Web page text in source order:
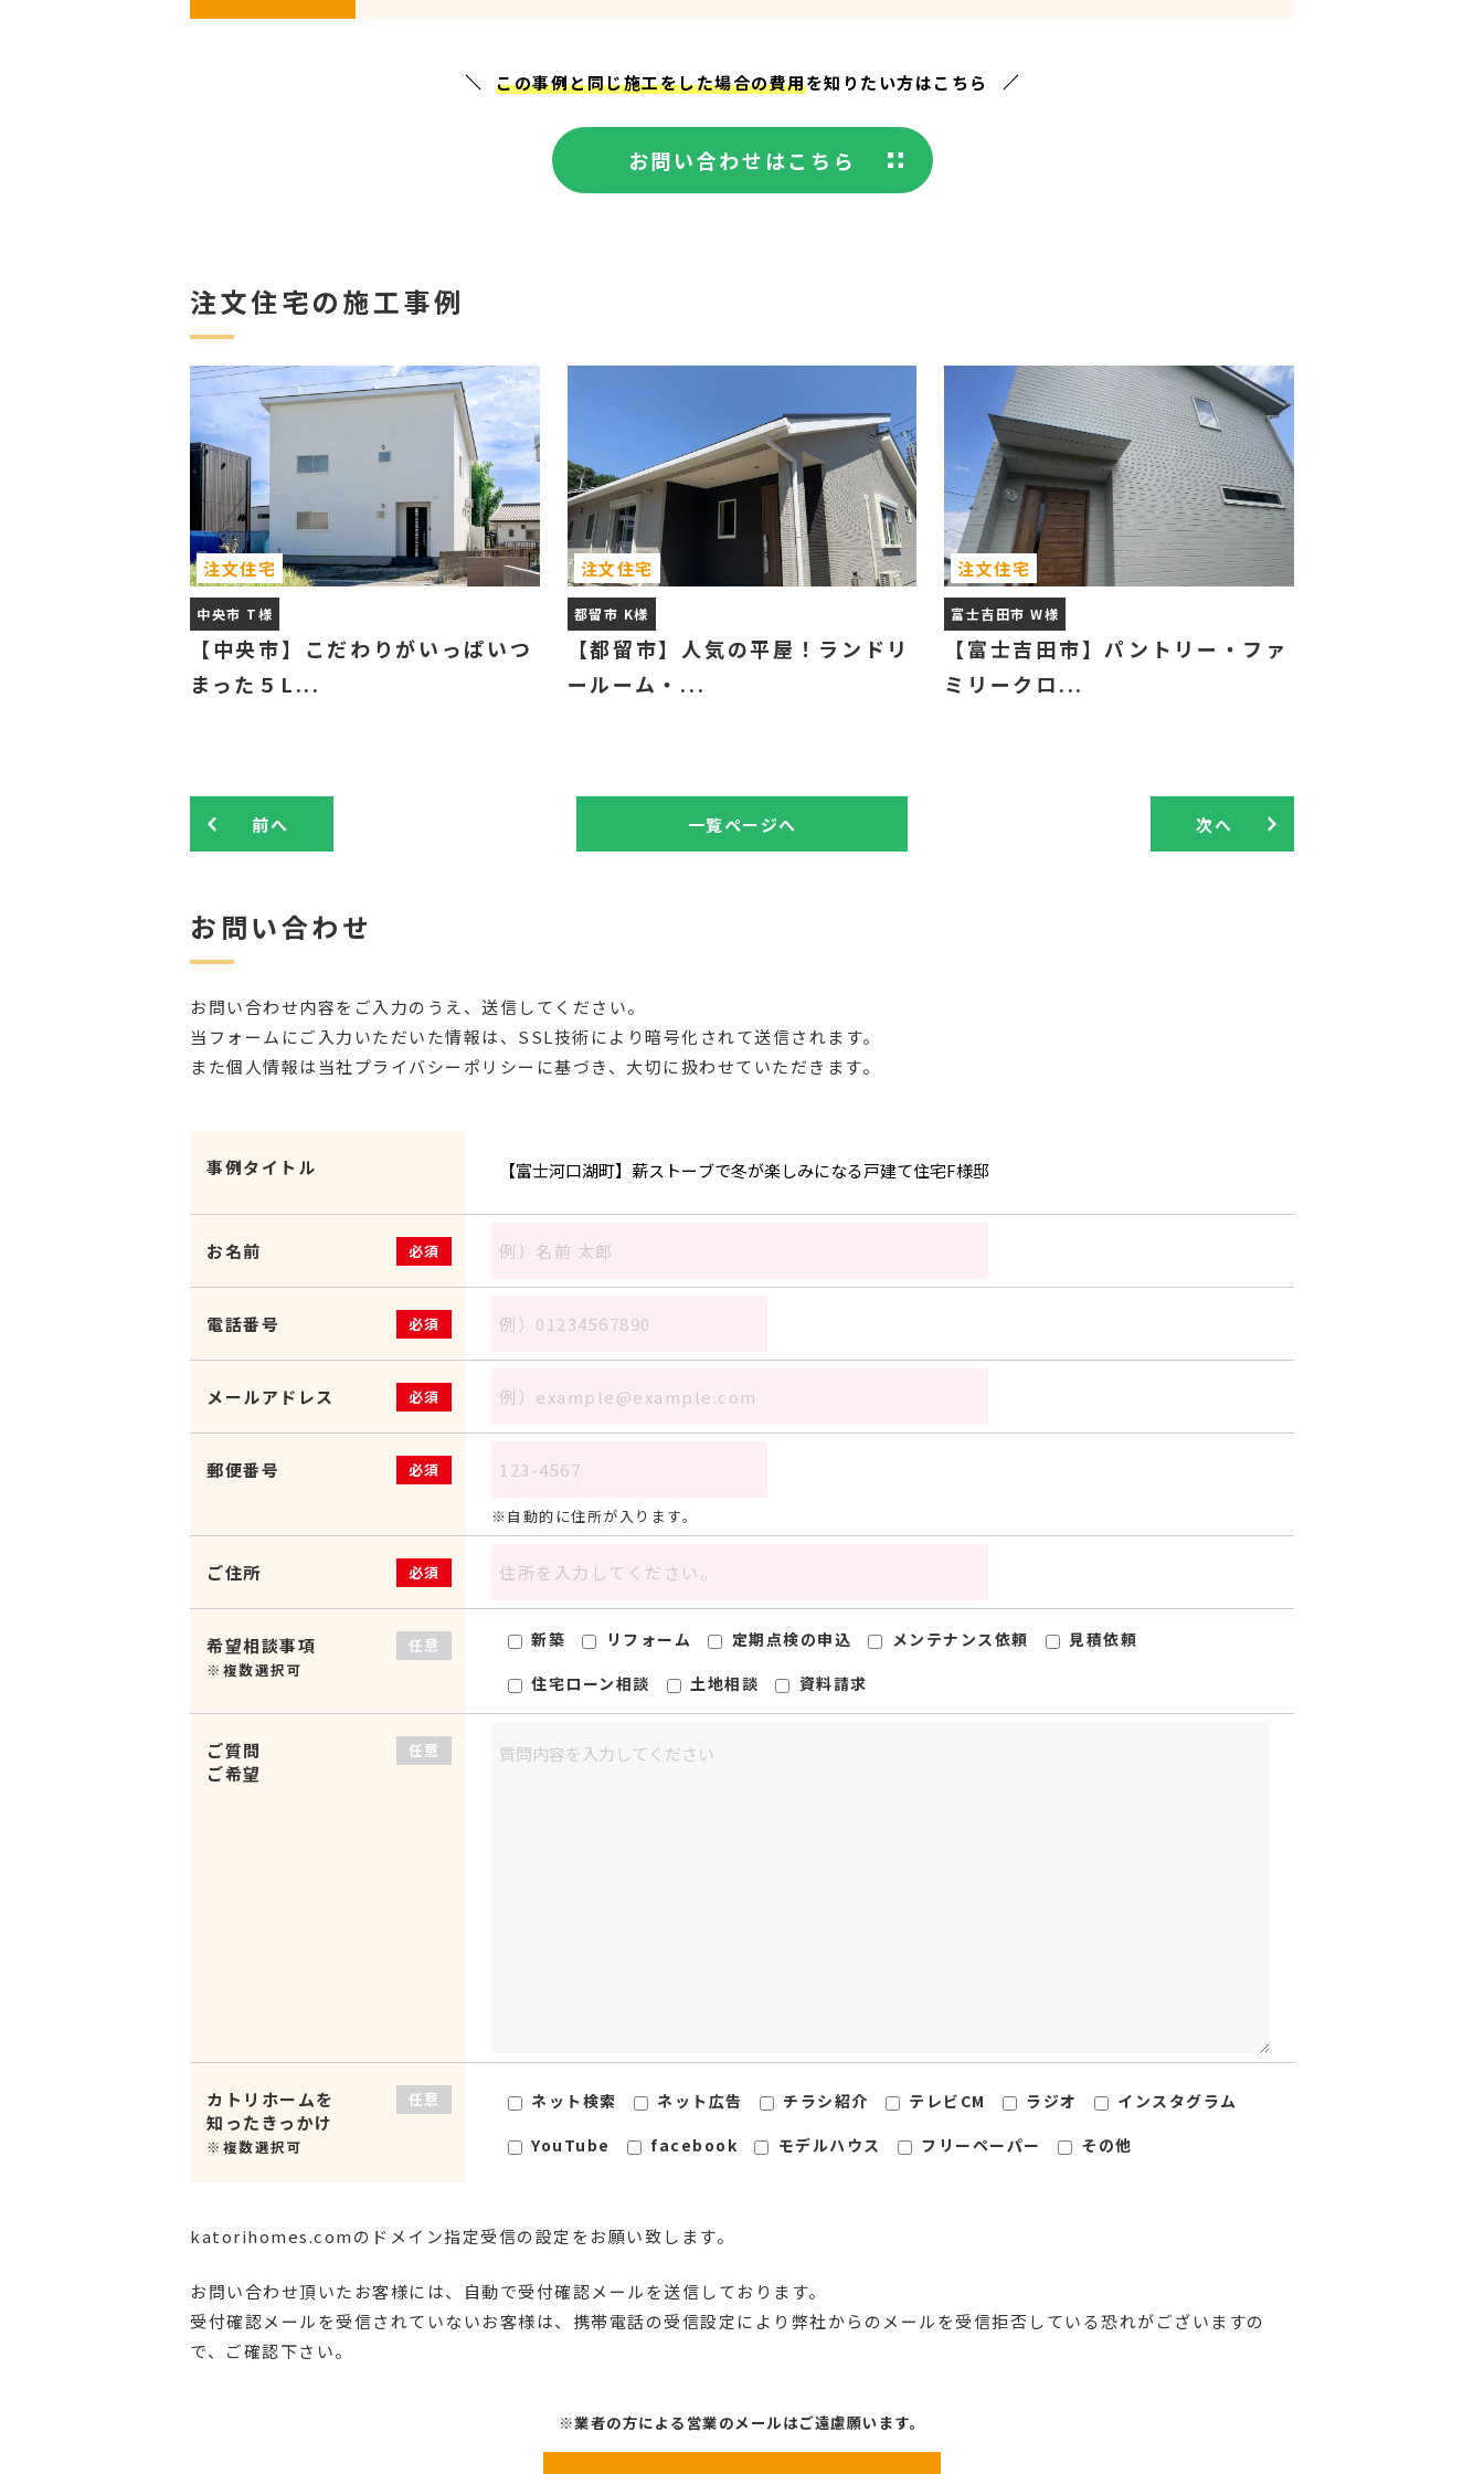
この事例と同じ施工をした場合の費用を知りたい方はこちら
お問い合わせはこちら
注文住宅の施工事例
中央市 T様
【中央市】こだわりがいっぱいつ
まった５L...
注文住宅
都留市 K様
【都留市】人気の平屋！ランドリ
ールーム・...
注文住宅
富士吉田市 W様
【富士吉田市】パントリー・ファ
ミリークロ...
注文住宅
前へ 一覧ページへ 次へ
お問い合わせ
お問い合わせ内容をご入力のうえ、送信してください。
当フォームにご入力いただいた情報は、SSL技術により暗号化されて送信されます。
また個人情報は当社プライバシーポリシーに基づき、大切に扱わせていただきます。
事例タイトル
お名前 必須
電話番号 必須
メールアドレス 必須
郵便番号 必須
自動的に住所が入ります。
ご住所 必須
希望相談事項
※複数選択可
任意 新築 リフォーム 定期点検の申込 メンテナンス依頼
見積依頼
住宅ローン相談
土地相談 資料請求
ご質問
ご希望
任意
カトリホームを
知ったきっかけ
※複数選択可
任意 ネット検索 ネット広告 チラシ紹介 テレビCM ラジオ
インスタグラム
YouTube
facebook モデルハウス フリーペーパー その他
katorihomes.comのドメイン指定受信の設定をお願い致します。
お問い合わせ頂いたお客様には、自動で受付確認メールを送信しております。
受付確認メールを受信されていないお客様は、携帯電話の受信設定により弊社からのメールを受信拒否している恐れがございますの
で、ご確認下さい。
※業者の方による営業のメールはご遠慮願います。